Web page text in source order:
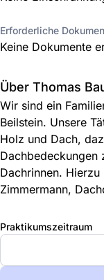
Erforderliche
Keine Dokumente
Über Thomas
Wir sind ein
Beilstein. Unsere
Holz und Dach,
Dachbedeckungen
Dachrinnen.
Zimmermann,
Praktikumszeitraum